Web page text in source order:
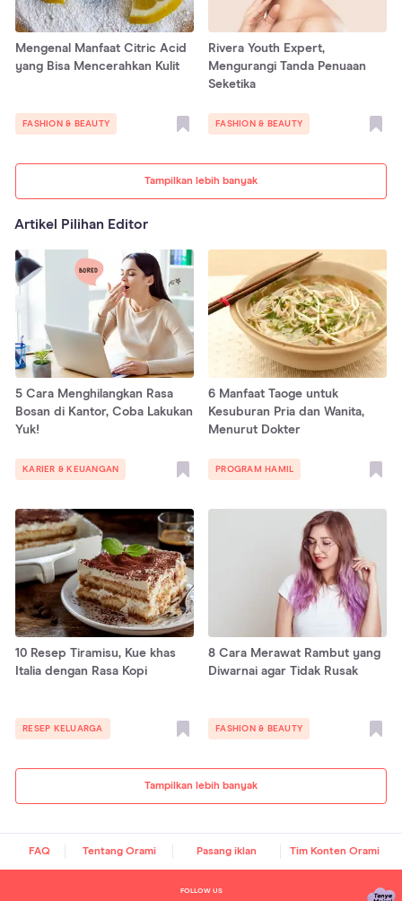
Tampilkan lebih banyak
Mengenal Manfaat Citric Acid
yang Bisa Mencerahkan Kulit
FASHION & BEAUTY
Rivera Youth Expert,
Mengurangi Tanda Penuaan
Seketika
FASHION & BEAUTY
Artikel Pilihan Editor
Tampilkan lebih banyak
5 Cara Menghilangkan Rasa
Bosan di Kantor, Coba Lakukan
Yuk!
KARIER & KEUANGAN
6 Manfaat Taoge untuk
Kesuburan Pria dan Wanita,
Menurut Dokter
PROGRAM HAMIL
10 Resep Tiramisu, Kue khas
Italia dengan Rasa Kopi
RESEP KELUARGA
8 Cara Merawat Rambut yang
Diwarnai agar Tidak Rusak
FASHION & BEAUTY
FAQ Tentang Orami Pasang iklan Tim Konten Orami
FOLLOW US